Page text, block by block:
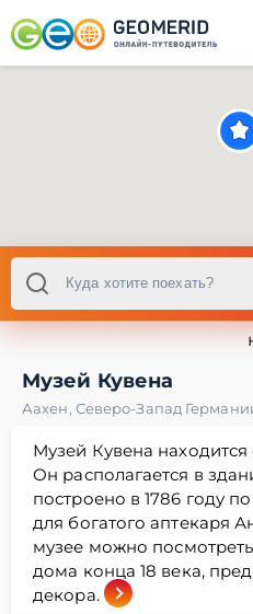
Музей Кувена
Аахен, Северо-Запад
Музей Кувена
Он располагается в
построено в 1786 году
для богатого аптекаря
музее можно
дома конца 18 века,
декора.